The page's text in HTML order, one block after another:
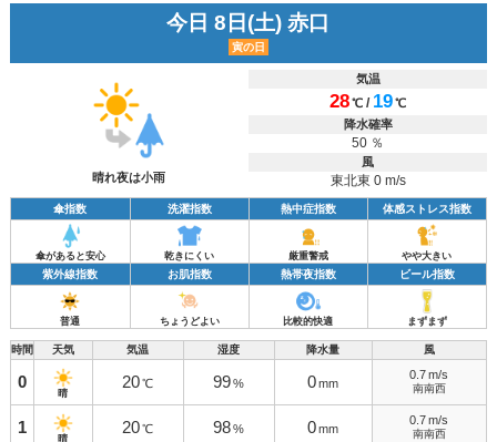
今日 8日(土) 赤口
寅の日
晴れ夜は小雨
気温
28℃ / 19℃
降水確率
50 ％
風
東北東 0 m/s
傘指数 洗濯指数 熱中症指数 体感ストレス指数
傘があると安心 乾きにくい 厳重警戒 やや大きい
紫外線指数 お肌指数 熱帯夜指数 ビール指数
普通 ちょうどよい 比較的快適 まずまず
時間 天気 気温 湿度 降水量 風
0
晴
20 ℃ 99 % 0 mm
0.7 m/s
南南西
1
晴
20 ℃ 98 % 0 mm
0.7 m/s
南南西